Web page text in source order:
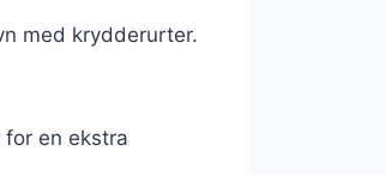
med krydderurter.
en ekstra